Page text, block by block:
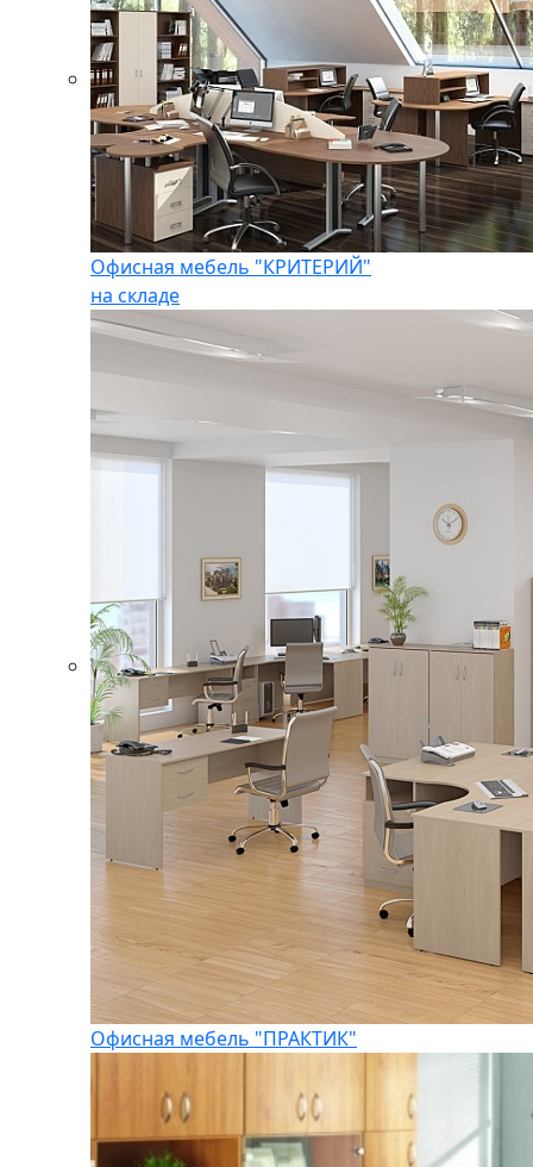
Офисная мебель "КРИТЕРИЙ"
на складе
Офисная мебель "ПРАКТИК"